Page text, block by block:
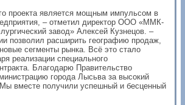
проекта является мощным импульсом в
– отметил директор ООО «ММК-
завод» Алексей Кузнецов. –
позволил расширить географию продаж,
сегменты рынка. Всё это стало
реализации специального
Благодарю Правительство
города Лысьва за высокий
вместе получили успешный и бесценный